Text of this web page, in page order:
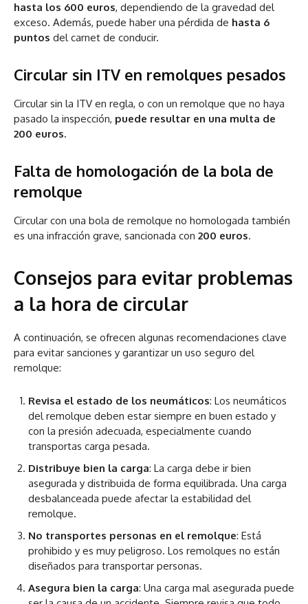
hasta los 600 euros, dependiendo de la gravedad del
exceso. Además, puede haber una pérdida de hasta 6
puntos del carnet de conducir.
Circular sin ITV en remolques pesados
Circular sin la ITV en regla, o con un remolque que no haya
pasado la inspección, puede resultar en una multa de
200 euros.
Falta de homologación de la bola de
remolque
Circular con una bola de remolque no homologada también
es una infracción grave, sancionada con 200 euros.
Consejos para evitar problemas
a la hora de circular
A continuación, se ofrecen algunas recomendaciones clave
para evitar sanciones y garantizar un uso seguro del
remolque:
Revisa el estado de los neumáticos: Los neumáticos
del remolque deben estar siempre en buen estado y
con la presión adecuada, especialmente cuando
transportas carga pesada.
Distribuye bien la carga: La carga debe ir bien
asegurada y distribuida de forma equilibrada. Una carga
desbalanceada puede afectar la estabilidad del
remolque.
No transportes personas en el remolque: Está
prohibido y es muy peligroso. Los remolques no están
diseñados para transportar personas.
Asegura bien la carga: Una carga mal asegurada puede